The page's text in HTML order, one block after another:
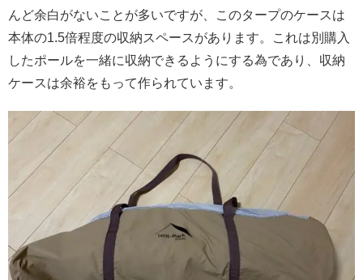
んど余白がないことが多いですが、このタープのケースは
本体の1.5倍程度の収納スペースがあります。これは別購入
したポールを一緒に収納できるようにする為であり、収納
ケースは余裕をもって作られています。